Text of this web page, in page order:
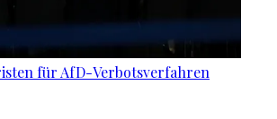
für AfD-Verbotsverfahren